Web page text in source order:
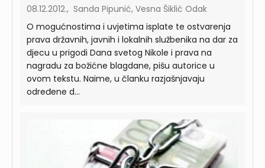
08.12.2012., Sanda Pipunić, Vesna Šiklić Odak
O mogućnostima i uvjetima isplate te ostvarenja
prava državnih, javnih i lokalnih službenika na dar za
djecu u prigodi Dana svetog Nikole i prava na
nagradu za božićne blagdane, pišu autorice u
ovom tekstu. Naime, u članku razjašnjavaju
određene d...